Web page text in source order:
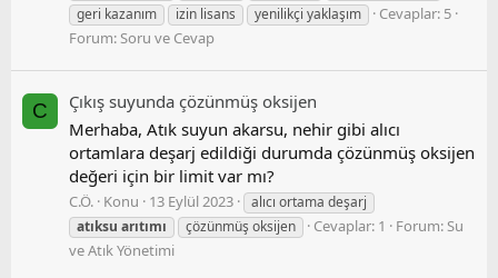
geri kazanım
izin lisans yenilikçi yaklaşım
Cevaplar: 5
Forum: Soru ve Cevap
C
Çıkış suyunda çözünmüş oksijen
Merhaba, Atık suyun akarsu, nehir gibi alıcı
ortamlara deşarj edildiği durumda çözünmüş oksijen
değeri için bir limit var mı?
C.Ö. Konu 13 Eylül 2023
alıcı ortama deşarj
atıksu arıtımı çözünmüş oksijen Cevaplar: 1 Forum:Su
ve Atık Yönetimi